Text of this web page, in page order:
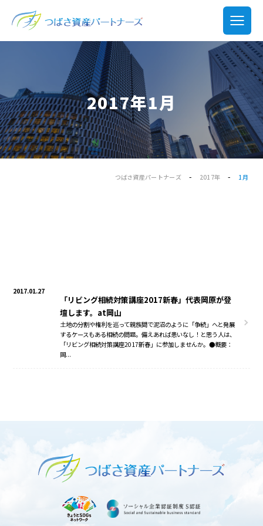
2017年1月
つばさ資産パートナーズ- 2017年 - 1月
2017.01.27
「リビング相続対策講座2017新春」代表岡原が登
壇します。at岡山
土地の分割や権利を巡って親族間で泥沼のように「争続」へと発展
するケースもある相続の問題。備えあれば患いなし！と思う人は、
「リビング相続対策講座2017新春」に参加しませんか。●概要：
岡...